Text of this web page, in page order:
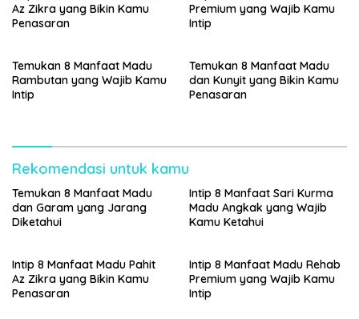
Az Zikra yang Bikin Kamu
Penasaran
Premium yang Wajib Kamu
Intip
Temukan 8 Manfaat Madu
Rambutan yang Wajib Kamu
Intip
Temukan 8 Manfaat Madu
dan Kunyit yang Bikin Kamu
Penasaran
Rekomendasi untuk kamu
Temukan 8 Manfaat Madu
dan Garam yang Jarang
Diketahui
Intip 8 Manfaat Sari Kurma
Madu Angkak yang Wajib
Kamu Ketahui
Intip 8 Manfaat Madu Pahit
Az Zikra yang Bikin Kamu
Penasaran
Intip 8 Manfaat Madu Rehab
Premium yang Wajib Kamu
Intip